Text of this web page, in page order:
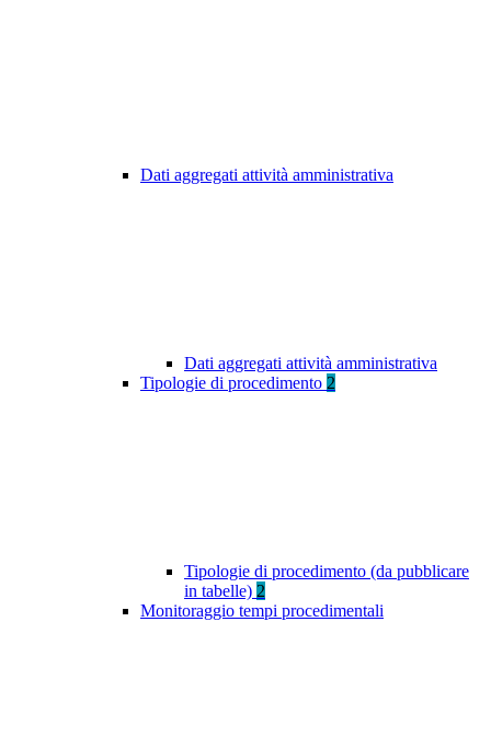
Dati aggregati attività amministrativa
Dati aggregati attività amministrativa
Tipologie di procedimento 2
Tipologie di procedimento (da pubblicare
in tabelle) 2
Monitoraggio tempi procedimentali